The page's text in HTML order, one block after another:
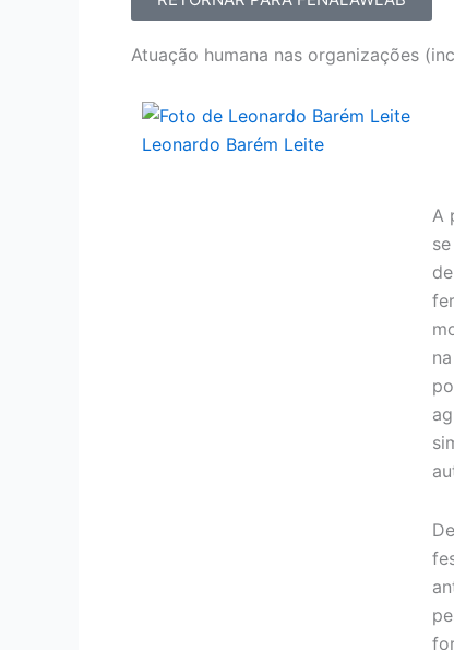
Atuação humana nas organizações
Leonardo Barém Leite
A